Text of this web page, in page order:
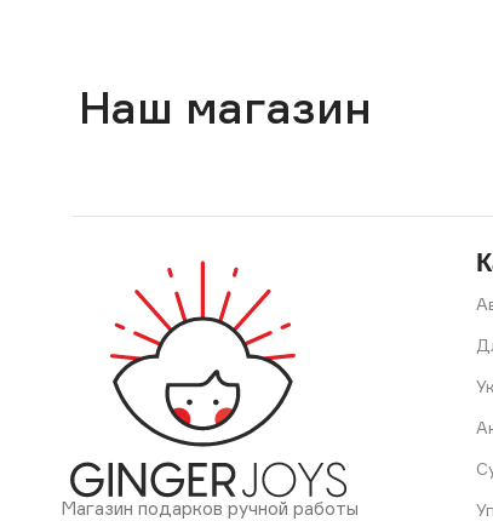
Наш магазин
Магазин подарков ручной работы